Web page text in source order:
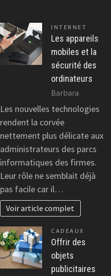
INTERNET
Les appareils
mobiles et la
sécurité des
ordinateurs
Barbara
Les nouvelles technologies
rendent la corvée
nettement plus délicate aux
administrateurs des parcs
informatiques des firmes.
Leur rôle ne semblait déjà
pas facile car il…
Voir article complet
CADEAUX
Offrir des
objets
publicitaires